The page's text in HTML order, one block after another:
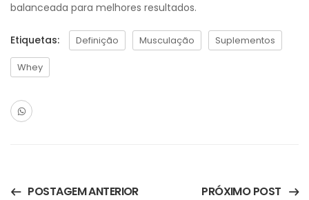
balanceada para melhores resultados.
Etiquetas: Definição Musculação Suplementos
Whey
POSTAGEM ANTERIOR PRÓXIMO POST